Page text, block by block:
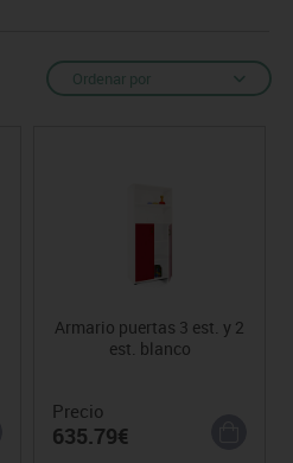
Ordenar por
Armario puertas 3 est. y 2
est. blanco
Precio
635.79€